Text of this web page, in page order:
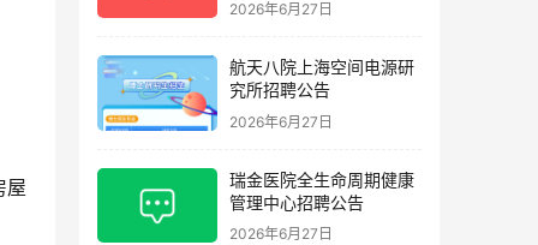
屋
2026年6月27日
航天八院上海空间电源研
究所招聘公告
2026年6月27日
瑞金医院全生命周期健康
管理中心招聘公告
2026年6月27日